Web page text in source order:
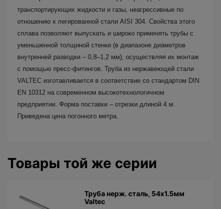
транспортирующих жидкости и газы, неагрессивные по
отношению к легированной стали AISI 304. Свойства этого
сплава позволяют выпускать и широко применять трубы с
уменьшенной толщиной стенки (в диапазоне диаметров
внутренней разводки – 0,8–1,2 мм), осуществляя их монтаж
с помощью пресс-фитингов. Труба из нержавеющей стали
VALTEC изготавливается в соответствие со стандартом DIN
EN 10312 на современном высокотехнологичном
предприятии. Форма поставки – отрезки длиной 4 м.
Приведена цена погонного метра.
Товары той же серии
Труба нерж. сталь, 54х1.5мм
Valtec